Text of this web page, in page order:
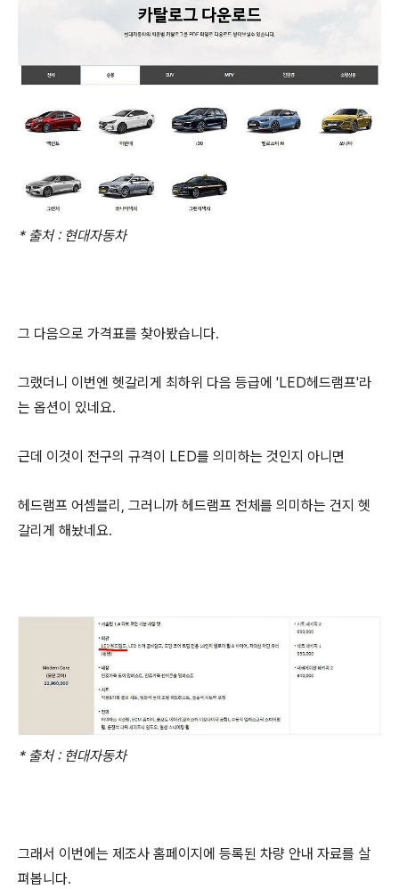
* 출처 : 현대자동차
그 다음으로 가격표를 찾아봤습니다.
그랬더니 이번엔 헷갈리게 최하위 다음 등급에 'LED헤드램프'라
는 옵션이 있네요.
근데 이것이 전구의 규격이 LED를 의미하는 것인지 아니면
헤드램프 어셈블리, 그러니까 헤드램프 전체를 의미하는 건지 헷
갈리게 해놨네요.
* 출처 : 현대자동차
그래서 이번에는 제조사 홈페이지에 등록된 차량 안내 자료를 살
펴봅니다.